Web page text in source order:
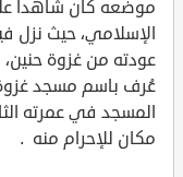
موضعه كان شاهداً
الإسلامي، حيث نزل
عودته من غزوة
عُرف باسم مسجد غزوة
المسجد في عمرته
مكان للإحرام منه .